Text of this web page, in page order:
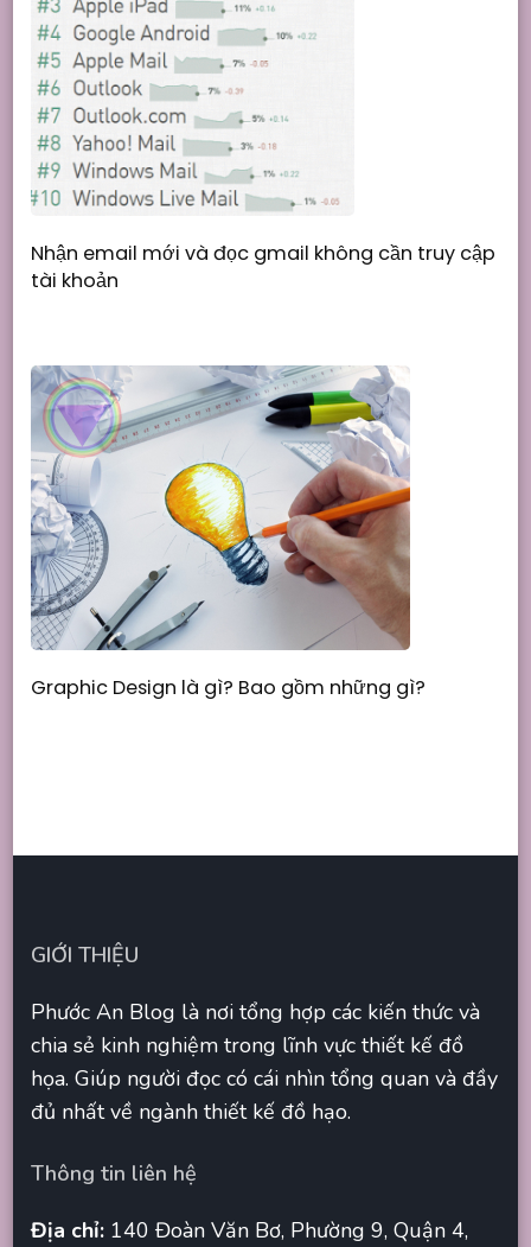
Nhận email mới và đọc gmail không cần truy cập
tài khoản
Graphic Design là gì? Bao gồm những gì?
GIỚI THIỆU
Phước An Blog là nơi tổng hợp các kiến thức và
chia sẻ kinh nghiệm trong lĩnh vực thiết kế đồ
họa. Giúp người đọc có cái nhìn tổng quan và đầy
đủ nhất về ngành thiết kế đồ hạo.
Thông tin liên hệ
Địa chỉ: 140 Đoàn Văn Bơ, Phường 9, Quận 4,